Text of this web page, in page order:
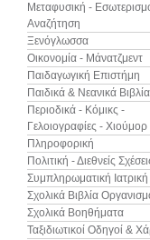
Μεταφυσική -
Αναζήτηση
Ξενόγλωσσα
Οικονομία - Μάνατζμεντ
Παιδαγωγική Επιστήμη
Παιδικά & Νεανικά Βιβλία
Περιοδικά - Κόμικς -
Γελοιογραφίες - Χιούμορ
Πληροφορική
Πολιτική - Διεθνείς
Συμπληρωματική Ιατρική
Σχολικά Βιβλία
Σχολικά Βοηθήματα
Ταξιδιωτικοί Οδηγοί &